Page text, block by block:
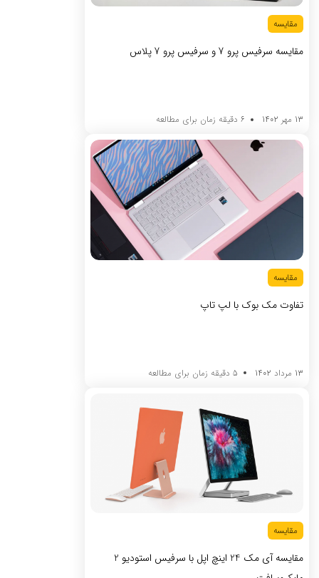
مقایسه
مقایسه سرفیس پرو 7 و سرفیس پرو 7 پلاس
13 مهر 1402 6 دقیقه زمان برای مطالعه
مقایسه
تفاوت مک بوک با لپ تاپ
13 مرداد 1402 5 دقیقه زمان برای مطالعه
مقایسه
مقایسه آی مک 24 اینچ اپل با سرفیس استودیو 2